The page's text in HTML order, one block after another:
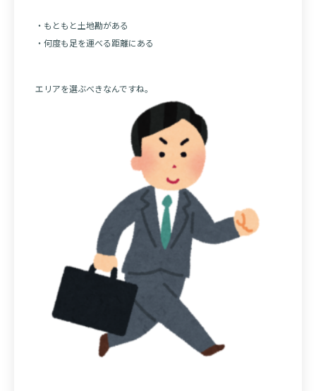
・もともと土地勘がある
・何度も足を運べる距離にある
エリアを選ぶべきなんですね。